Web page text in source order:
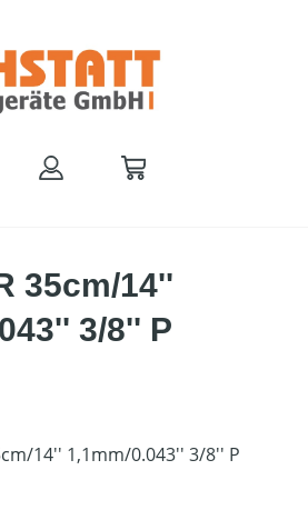
35cm/14''
3/8'' P